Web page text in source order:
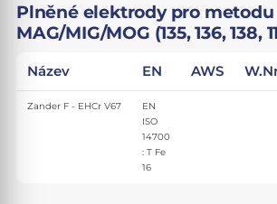
Plněné elektrody pro metodu
MAG/MIG/MOG (135, 136, 138,
Název EN AWS
Zander F - EHCr V67
EN
ISO
14700
: T Fe
16